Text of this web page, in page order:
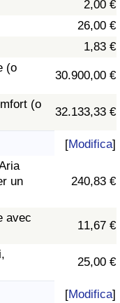
2,00 €
26,00 €
1,83 €
(o
30.900,00 €
(o
32.133,33 €
[Modifica]
un
240,83 €
avec
11,67 €
25,00 €
[Modifica]